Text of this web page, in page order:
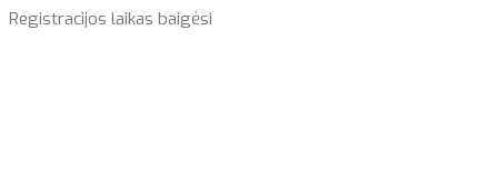
Registracijos laikas baigėsi